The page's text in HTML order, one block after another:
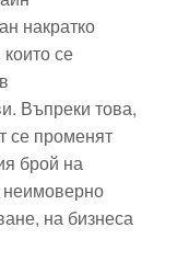
накратко
се
Въпреки това,
се променят
брой на
неимоверно
на бизнеса